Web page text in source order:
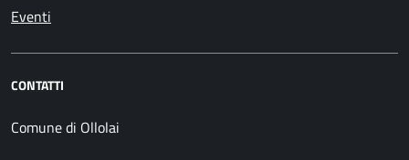
Eventi
CONTATTI
Comune di Ollolai